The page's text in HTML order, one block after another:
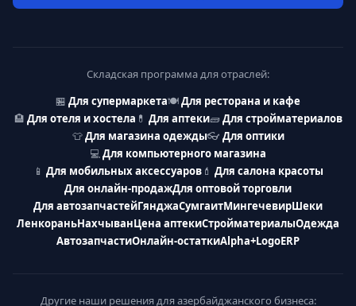
Складская программа для отраслей:
🏪 Для супермаркета🍽Для ресторана и кафе
🏨 Для отеля и хостела 💊 Для аптеки🧱Для стройматериалов
👕Для магазина одежды👓 Для оптики
💻Для компьютерного магазина
📱 Для мобильных аксессуаров💄 Для салона красоты
Для онлайн-продажДля оптовой торговли
Для автозапчастейГянджаСумгаитМингечевирШеки
ЛенкораньНахчыванЦена аптекиСтройматериалыОдежда
АвтозапчастиОнлайн-остаткиAlpha+LogoERP
Другие наши решения для азербайджанского бизнеса: